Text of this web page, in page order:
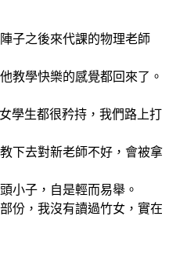
子之後來代課的物理老師
教學快樂的感覺都回來了。
學生都很矜持，我們路上打
下去對新老師不好，會被拿
小子，自是輕而易舉。
份，我沒有讀過竹女，實在